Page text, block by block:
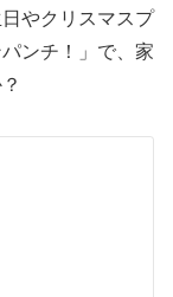
やクリスマスプ
ンチ！」で、家